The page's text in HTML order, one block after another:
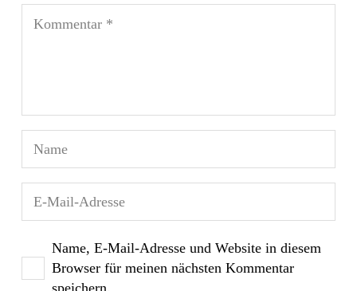
Name, E-Mail-Adresse und Website in diesem
Browser für meinen nächsten Kommentar